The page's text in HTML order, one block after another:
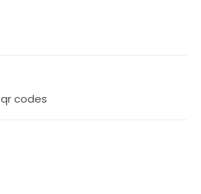
qr codes